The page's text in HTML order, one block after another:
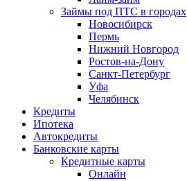
Займы под ПТС в городах
Новосибирск
Пермь
Нижний Новгород
Ростов-на-Дону
Санкт-Петербург
Уфа
Челябинск
Кредиты
Ипотека
Автокредиты
Банковские карты
Кредитные карты
Онлайн